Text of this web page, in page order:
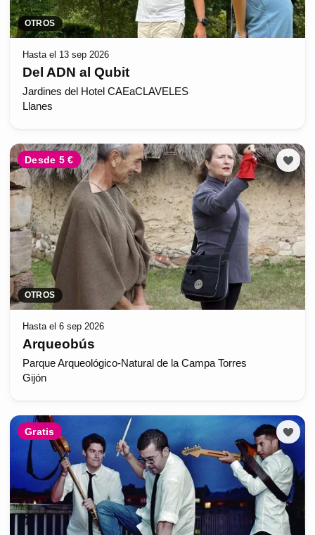
OTROS
Hasta el 13 sep 2026
Del ADN al Qubit
Jardines del Hotel CAEaCLAVELES
Llanes
Desde 5 €
OTROS
Hasta el 6 sep 2026
Arqueobús
Parque Arqueológico-Natural de la Campa Torres
Gijón
Gratis